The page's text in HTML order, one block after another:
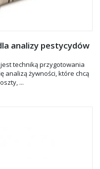
analizy pestycydów
techniką przygotowania
analizą żywności, które chcą
...